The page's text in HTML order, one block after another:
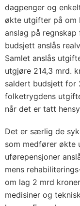
dagpenger og
økte utgifter på
anslag på
budsjett anslås
Samlet anslås
utgjøre 214,3 mrd.
saldert budsjett for
folketrygdens
når det er tatt
Det er særlig de
som medfører økte
uførepensjoner
mens
om lag 2 mrd
medisiner og